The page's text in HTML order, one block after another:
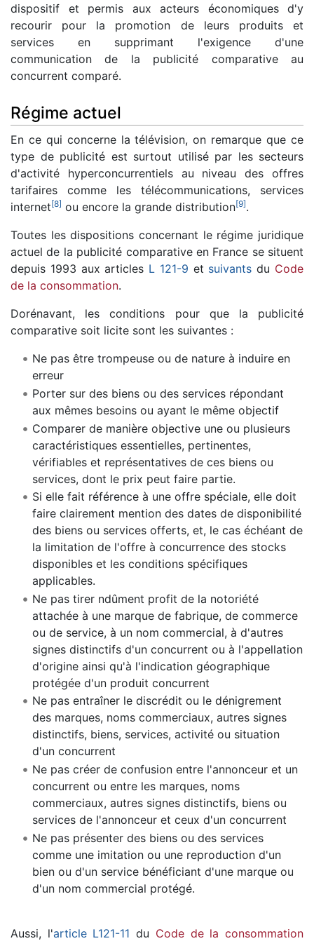
dispositif et permis aux acteurs économiques d'y
recourir pour la promotion de leurs produits et
services en supprimant l'exigence d'une
communication de la publicité comparative au
concurrent comparé.
Régime actuel
En ce qui concerne la télévision, on remarque que ce
type de publicité est surtout utilisé par les secteurs
d'activité hyperconcurrentiels au niveau des offres
tarifaires comme les télécommunications, services
internet[8] ou encore la grande distribution[9].
Toutes les dispositions concernant le régime juridique
actuel de la publicité comparative en France se situent
depuis 1993 aux articles L 121-9 et suivants du Code
de la consommation.
Dorénavant, les conditions pour que la publicité
comparative soit licite sont les suivantes :
Ne pas être trompeuse ou de nature à induire en
erreur
Porter sur des biens ou des services répondant
aux mêmes besoins ou ayant le même objectif
Comparer de manière objective une ou plusieurs
caractéristiques essentielles, pertinentes,
vérifiables et représentatives de ces biens ou
services, dont le prix peut faire partie.
Si elle fait référence à une offre spéciale, elle doit
faire clairement mention des dates de disponibilité
des biens ou services offerts, et, le cas échéant de
la limitation de l'offre à concurrence des stocks
disponibles et les conditions spécifiques
applicables.
Ne pas tirer ndûment profit de la notoriété
attachée à une marque de fabrique, de commerce
ou de service, à un nom commercial, à d'autres
signes distinctifs d'un concurrent ou à l'appellation
d'origine ainsi qu'à l'indication géographique
protégée d'un produit concurrent
Ne pas entraîner le discrédit ou le dénigrement
des marques, noms commerciaux, autres signes
distinctifs, biens, services, activité ou situation
d'un concurrent
Ne pas créer de confusion entre l'annonceur et un
concurrent ou entre les marques, noms
commerciaux, autres signes distinctifs, biens ou
services de l'annonceur et ceux d'un concurrent
Ne pas présenter des biens ou des services
comme une imitation ou une reproduction d'un
bien ou d'un service bénéficiant d'une marque ou
d'un nom commercial protégé.
Aussi, l'article L121-11 du Code de la consommation